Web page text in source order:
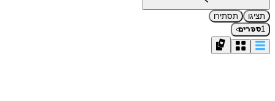
תציגו
תסתירו
1ספרים›